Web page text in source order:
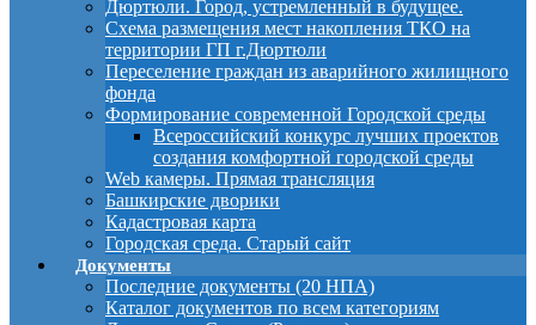
Дюртюли. Город, устремленный в будущее.
Схема размещения мест накопления ТКО на
территории ГП г.Дюртюли
Переселение граждан из аварийного жилищного
фонда
Формирование современной Городской среды
Всероссийский конкурс лучших проектов
создания комфортной городской среды
Web камеры. Прямая трансляция
Башкирские дворики
Кадастровая карта
Городская среда. Старый сайт
Документы
Последние документы (20 НПА)
Каталог документов по всем категориям